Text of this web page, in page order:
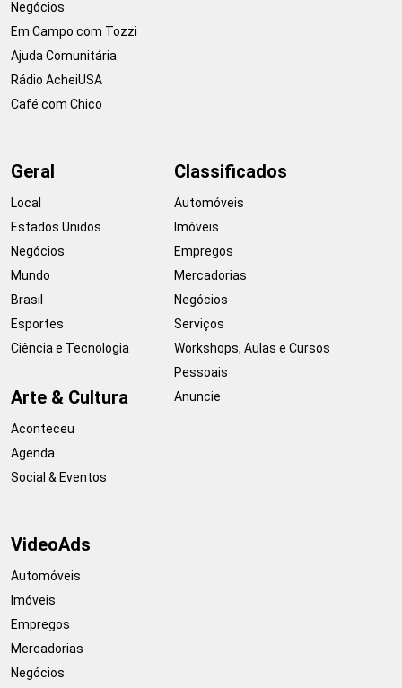
Negócios
Em Campo com Tozzi
Ajuda Comunitária
Rádio AcheiUSA
Café com Chico
Geral
Local
Estados Unidos
Negócios
Mundo
Brasil
Esportes
Ciência e Tecnologia
Arte & Cultura
Aconteceu
Agenda
Social & Eventos
Classificados
Automóveis
Imóveis
Empregos
Mercadorias
Negócios
Serviços
Workshops, Aulas e Cursos
Pessoais
Anuncie
VideoAds
Automóveis
Imóveis
Empregos
Mercadorias
Negócios